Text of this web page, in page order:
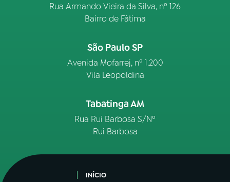
Rua Armando Vieira da Silva, nº 126
Bairro de Fátima
São Paulo SP
Avenida Mofarrej, nº 1.200
Vila Leopoldina
Tabatinga AM
Rua Rui Barbosa S/Nº
Rui Barbosa
INÍCIO